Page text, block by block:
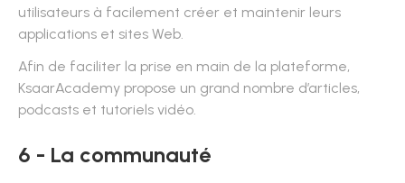
utilisateurs à facilement créer et maintenir leurs
applications et sites Web.
Afin de faciliter la prise en main de la plateforme,
KsaarAcademy propose un grand nombre d’articles,
podcasts et tutoriels vidéo.
6 - La communauté